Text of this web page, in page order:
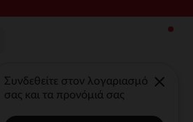
Συνδεθείτε στον λογαριασμό
σας και τα προνόμιά σας